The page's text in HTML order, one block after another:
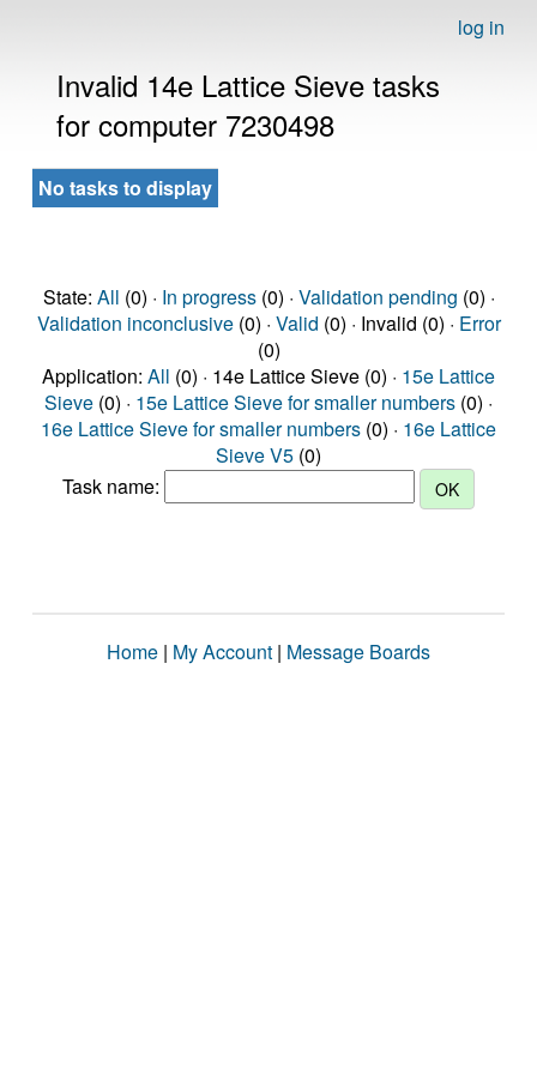
log in
Invalid 14e Lattice Sieve tasks
for computer 7230498
No tasks to display
State: All (0) · In progress(0) · Validation pending (0) ·
Validation inconclusive(0) · Valid (0) · Invalid (0) · Error
(0)
Application: All (0) · 14e Lattice Sieve (0) · 15e Lattice
Sieve (0) · 15e Lattice Sieve for smaller numbers (0) ·
16e Lattice Sieve for smaller numbers (0) · 16e Lattice
Sieve V5 (0)
Task name:
Home | My Account | Message Boards